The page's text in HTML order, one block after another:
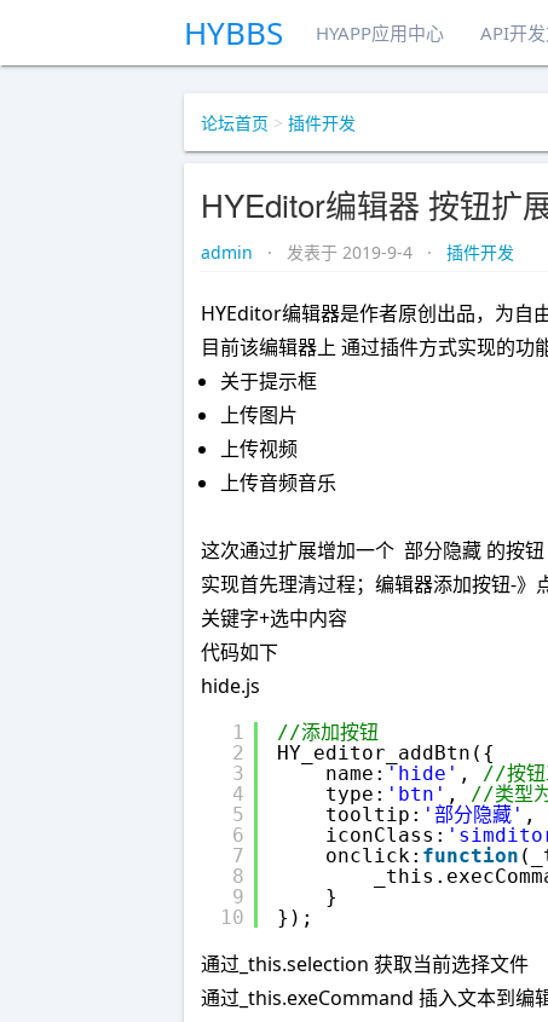
HYBBS HYAPP应用中心 API开
论坛首页 > 插件开发
HYEditor编辑器 按钮扩
admin · 发表于 2019-9-4 · 插件开发
HYEditor编辑器是作者原创出品，为自
目前该编辑器上 通过插件方式实现的功
关于提示框
上传图片
上传视频
上传音频音乐
这次通过扩展增加一个 部分隐藏 的按钮
实现首先理清过程；编辑器添加按钮-
关键字+选中内容
代码如下
hide.js
1
2
3
4
5
6
7
8
9
10
//添加按钮
HY_editor_addBtn({
name: 'hide' , //按钮
type: 'btn' , //类型
tooltip: '部分隐藏' ,
iconClass:
onclick: function
}
});
通过_this.selection 获取当前选择文件
通过_this.exeCommand 插入文本到编